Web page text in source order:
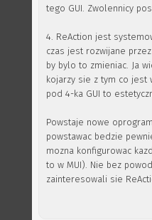
tego GUI. Zwolennicy
4. ReAction jest
czas jest rozwijane
by bylo to zmieniac. Ja
kojarzy sie z tym co jest
pod 4-ka GUI to
Powstaje nowe
powstawac bedzie
mozna konfigurowac
to w MUI). Nie bez
zainteresowali sie